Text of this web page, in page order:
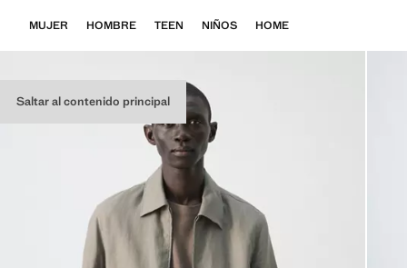
Saltar al contenido principal
MUJER HOMBRE TEEN NIÑOS HOME